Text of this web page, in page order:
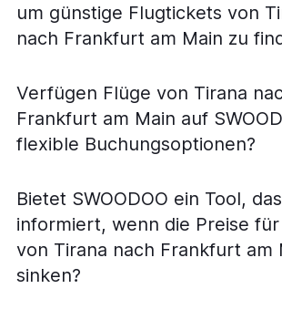
um günstige Flugtickets von
nach Frankfurt am Main zu
Verfügen Flüge von Tirana
Frankfurt am Main auf
flexible Buchungsoptionen?
Bietet SWOODOO ein Tool,
informiert, wenn die Preise
von Tirana nach Frankfurt am
sinken?